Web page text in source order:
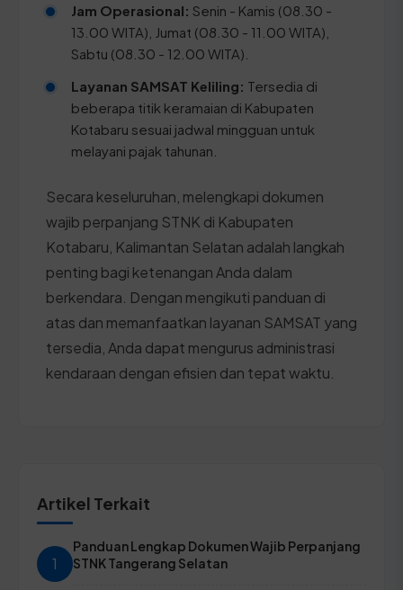
Jam Operasional: Senin - Kamis (08.30 -
13.00 WITA), Jumat (08.30 - 11.00 WITA),
Sabtu (08.30 - 12.00 WITA).
Layanan SAMSAT Keliling: Tersedia di
beberapa titik keramaian di Kabupaten
Kotabaru sesuai jadwal mingguan untuk
melayani pajak tahunan.
Secara keseluruhan, melengkapi dokumen
wajib perpanjang STNK di Kabupaten
Kotabaru, Kalimantan Selatan adalah langkah
penting bagi ketenangan Anda dalam
berkendara. Dengan mengikuti panduan di
atas dan memanfaatkan layanan SAMSAT yang
tersedia, Anda dapat mengurus administrasi
kendaraan dengan efisien dan tepat waktu.
Artikel Terkait
1
Panduan Lengkap Dokumen Wajib Perpanjang
STNK Tangerang Selatan